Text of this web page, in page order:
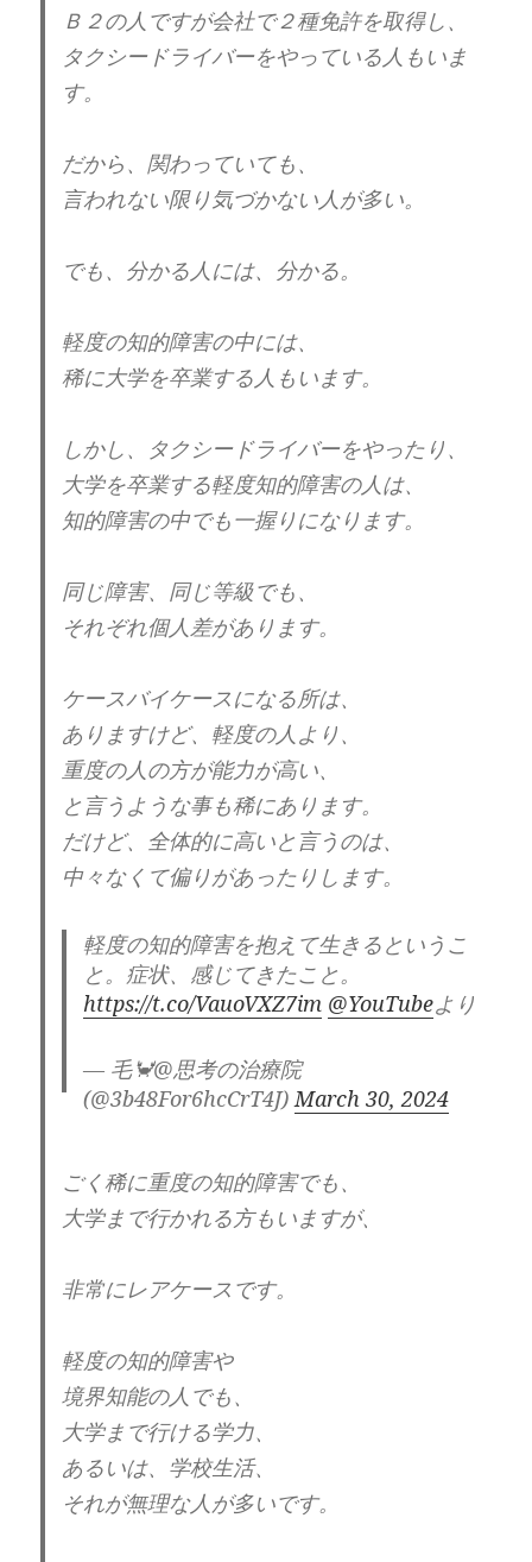
この能力のことを代償性過剰発達と言うそう
です。
ちょうど視覚障害者の
カバーしようとして、その能力が
過剰に発達することです。自分の
普通の家庭で育った子どもは、
このような能力は備わらず、無邪気なまま
です。
色んな分野で、その才能を発揮する人がい
る。
一流の画家。
一流の作曲家。
一流の経営者。
一流のホスト。
などなど。
信じ難い話ですが、
X JAPANのYOSHIKIさんにも、
自己愛の傾向があると言われています。
（※この本に書かれてある話では、ないで
そうであるなら、YOSHIKIさんは、
自己愛は、外面を良く見せる事は、得意なの
親しい間柄でなければ、
そして、この能力がなくても、
ある振りをする自己愛もいる。
叔父も自分は、一流だと豪語していました。
Ｂ２の人ですが会社で２種免許を取得し、
タクシードライバーをやっている人もいま
す。
だから、関わっていても、
言われない限り気づかない人が多い。
でも、分かる人には、分かる。
軽度の知的障害の中には、
稀に大学を卒業する人もいます。
しかし、タクシードライバーをやったり、
大学を卒業する軽度知的障害の人は、
知的障害の中でも一握りになります。
同じ障害、同じ等級でも、
それぞれ個人差があります。
ケースバイケースになる所は、
ありますけど、軽度の人より、
重度の人の方が能力が高い、
と言うような事も稀にあります。
だけど、全体的に高いと言うのは、
中々なくて偏りがあったりします。
軽度の知的障害を抱えて生きるというこ
と。症状、感じてきたこと。
https://t.co/VauoVXZ7im @YouTubeより
— 毛🦀@思考の治療院
(@3b48For6hcCrT4J) March 30, 2024
ごく稀に重度の知的障害でも、
大学まで行かれる方もいますが、
非常にレアケースです。
軽度の知的障害や
境界知能の人でも、
大学まで行ける学力、
あるいは、学校生活、
それが無理な人が多いです。